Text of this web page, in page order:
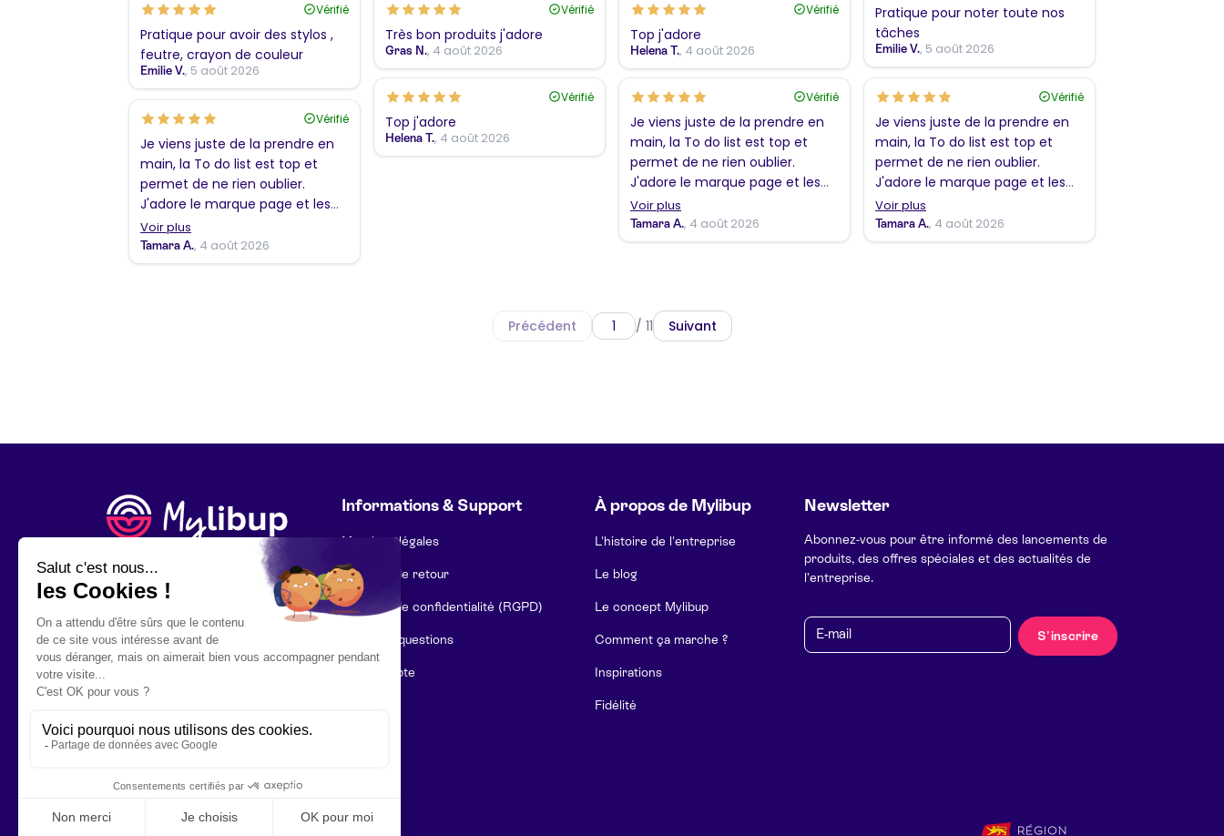
Pratique pour noter toute nos
tâches
Emilie V., 5 août 2026
Vérifié
Pratique pour avoir des stylos ,
feutre, crayon de couleur
Emilie V., 5 août 2026
Vérifié
Très bon produits j'adore
Gras N., 4 août 2026
Vérifié
Top j'adore
Helena T., 4 août 2026
Vérifié
Top j'adore
Helena T., 4 août 2026
Vérifié
Je viens juste de la prendre en
main, la To do list est top et
permet de ne rien oublier.
J'adore le marque page et les
coloriages !!! En revanche, j'ai
trouvé l'envers de la couverture
plus sympathique que le simple
Voir plus
Tamara A., 4 août 2026
Vérifié
Je viens juste de la prendre en
main, la To do list est top et
permet de ne rien oublier.
J'adore le marque page et les
coloriages !!! En revanche, j'ai
trouvé l'envers de la couverture
plus sympathique que le simple
Voir plus
Tamara A., 4 août 2026
Vérifié
Je viens juste de la prendre en
main, la To do list est top et
permet de ne rien oublier.
J'adore le marque page et les
coloriages !!! En revanche, j'ai
trouvé l'envers de la couverture
plus sympathique que le simple
Voir plus
Tamara A., 4 août 2026
Précédent / 11 Suivant
Informations & Support
Mentions légales
Politique de retour
Politique de confidentialité (RGPD)
Foire aux questions
Mon compte
À propos de Mylibup
L'histoire de l'entreprise
Le blog
Le concept Mylibup
Comment ça marche ?
Inspirations
Fidélité
Newsletter
Abonnez-vous pour être informé des lancements de
produits, des offres spéciales et des actualités de
l’entreprise.
E-mail
S'inscrire